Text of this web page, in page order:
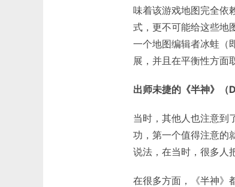
味着该游戏地图完全依
式，更不可能给这些地
一个地图编辑者冰蛙（
展，并且在平衡性方面
出师未捷的《半神》（
当时，其他人也注意到
功，第一个值得注意的
说法，在当时，很多人
在很多方面，《半神》